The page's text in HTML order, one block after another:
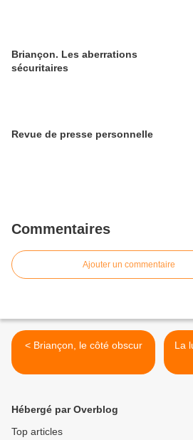
Briançon. Les aberrations
sécuritaires
Revue de presse personnelle
Commentaires
Ajouter un commentaire
< Briançon, le côté obscur
La
Hébergé par Overblog
Top articles